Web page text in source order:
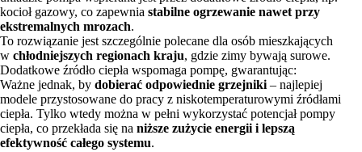
kocioł gazowy, co zapewnia stabilne ogrzewanie nawet przy
ekstremalnych mrozach.
To rozwiązanie jest szczególnie polecane dla osób mieszkających
w chłodniejszych regionach kraju, gdzie zimy bywają surowe.
Dodatkowe źródło ciepła wspomaga pompę, gwarantując:
Ważne jednak, by dobierać odpowiednie grzejniki – najlepiej
modele przystosowane do pracy z niskotemperaturowymi źródłami
ciepła. Tylko wtedy można w pełni wykorzystać potencjał pompy
ciepła, co przekłada się na niższe zużycie energii i lepszą
efektywność całego systemu.